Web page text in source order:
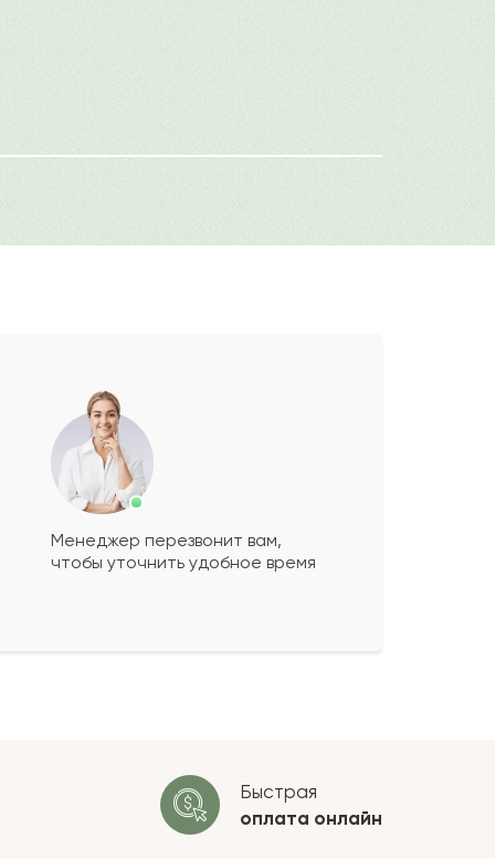
будет+?
ОСТАВИТЬ ОТЗЫВ
Менеджер перезвонит вам,
чтобы уточнить удобное время
Быстрая
оплата онлайн